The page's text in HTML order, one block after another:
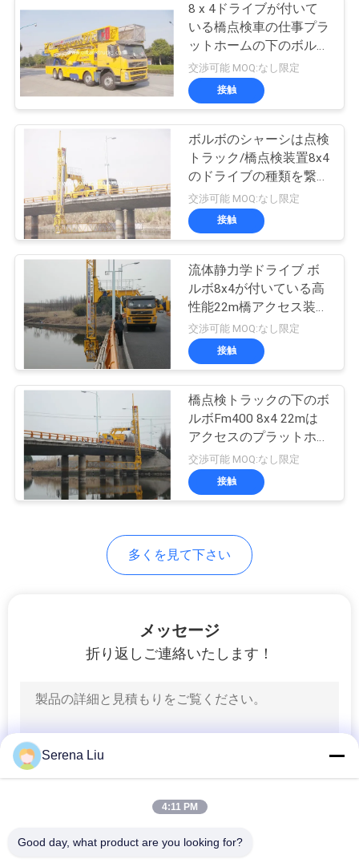
連
絡
し
な
ュ
引
を
要
図
プ
イ
8 x 4ドライブが付いて
いる橋点検車の仕事プラ
ットホームの下のボルボ
リモート・コントロール
エンジン
交渉可能 MOQ:なし限定
接触
ボルボのシャーシは点検
トラック/橋点検装置8x4
のドライブの種類を繋ぎ
ます
交渉可能 MOQ:なし限定
接触
流体静力学ドライブ ボ
ルボ8x4が付いている高
性能22m橋アクセス装置
の点検トラック
交渉可能 MOQ:なし限定
接触
橋点検トラックの下のボ
ルボFm400 8x4 22mは
アクセスのプラットホー
ムを取付けた
交渉可能 MOQ:なし限定
接触
多くを見て下さい
メッセージ
折り返しご連絡いたします！
Serena Liu
4:11 PM
Good day, what product are you looking for?